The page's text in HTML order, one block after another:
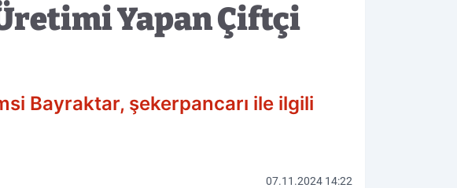
Yapan Çiftçi
Bayraktar, şekerpancarı ile ilgili
07.11.2024 14:22